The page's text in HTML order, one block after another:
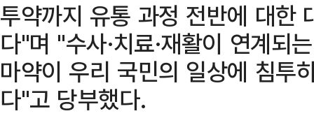
투약까지 유통 과정 전반에 대한
다"며 "수사·치료·재활이 연계되
마약이 우리 국민의 일상에 침투
다"고 당부했다.